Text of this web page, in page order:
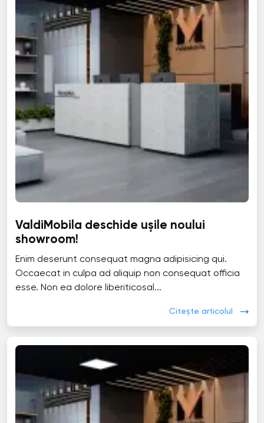
ValdiMobila deschide ușile noului
showroom!
Enim deserunt consequat magna adipisicing qui.
Occaecat in culpa ad aliquip non consequat officia
esse. Non ea dolore liberiticosal...
Citește articolul